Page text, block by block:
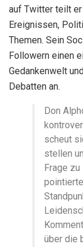
auf Twitter teilt
Ereignissen,
Themen. Sein
Followern einen
Gedankenwelt
Debatten an.
Don
scheut
stellen
Frage
über die